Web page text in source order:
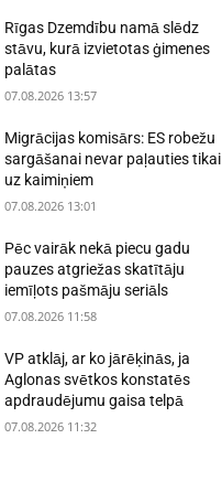
Rīgas Dzemdību namā slēdz
stāvu, kurā izvietotas ģimenes
palātas
07.08.2026 13:57
Migrācijas komisārs: ES robežu
sargāšanai nevar paļauties tikai
uz kaimiņiem
07.08.2026 13:01
Pēc vairāk nekā piecu gadu
pauzes atgriežas skatītāju
iemīļots pašmāju seriāls
07.08.2026 11:58
VP atklāj, ar ko jārēķinās, ja
Aglonas svētkos konstatēs
apdraudējumu gaisa telpā
07.08.2026 11:32